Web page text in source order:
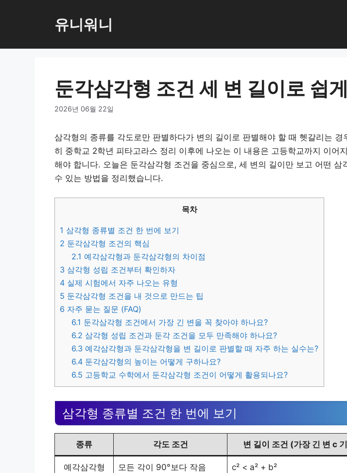
로
유니워니
둔각삼각형 조건 세 변 길이로 쉽
2026년 06월 22일
삼각형의 종류를 각도로만 판별하다가 변의 길이로 판별해야 할 때 헷갈리는 경
히 중학교 2학년 피타고라스 정리 이후에 나오는 이 내용은 고등학교까지 이어
해야 합니다. 오늘은 둔각삼각형 조건을 중심으로, 세 변의 길이만 보고 어떤 삼
수 있는 방법을 정리했습니다.
목차
1 삼각형 종류별 조건 한 번에 보기
2 둔각삼각형 조건의 핵심
2.1 예각삼각형과 둔각삼각형의 차이점
3 삼각형 성립 조건부터 확인하자
4 실제 시험에서 자주 나오는 유형
5 둔각삼각형 조건을 내 것으로 만드는 팁
6 자주 묻는 질문 (FAQ)
6.1 둔각삼각형 조건에서 가장 긴 변을 꼭 찾아야 하나요?
6.2 삼각형 성립 조건과 둔각 조건을 모두 만족해야 하나요?
6.3 예각삼각형과 둔각삼각형을 변 길이로 판별할 때 자주 하는 실수는?
6.4 둔각삼각형의 높이는 어떻게 구하나요?
6.5 고등학교 수학에서 둔각삼각형 조건이 어떻게 활용되나요?
삼각형 종류별 조건 한 번에 보기
종류 각도 조건 변 길이 조건 (가장 긴 변 c
예각삼각형 모든 각이 90°보다 작음 c² < a² + b²